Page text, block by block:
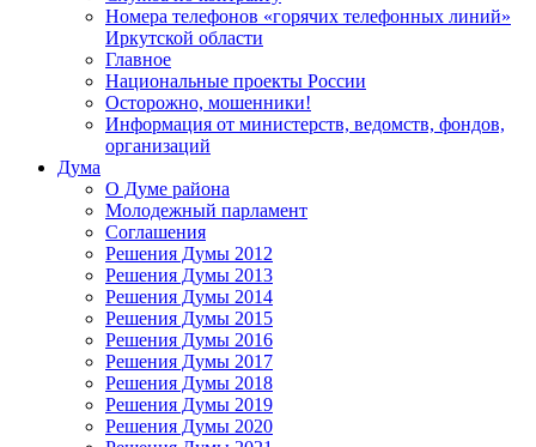
Номера телефонов «горячих телефонных линий»
Иркутской области
Главное
Национальные проекты России
Осторожно, мошенники!
Информация от министерств, ведомств, фондов,
организаций
Дума
О Думе района
Молодежный парламент
Соглашения
Решения Думы 2012
Решения Думы 2013
Решения Думы 2014
Решения Думы 2015
Решения Думы 2016
Решения Думы 2017
Решения Думы 2018
Решения Думы 2019
Решения Думы 2020